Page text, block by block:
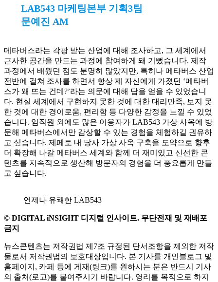
LAB543 마케팅본부 기획3팀
문예진 AM
메타버스라는 각광 받는 산업에 대해 조사하고, 그 세계에서
근사한 공간을 만드는 과정에 참여하게 돼 기뻤습니다. 제작
과정에서 배웠던 점도 분명히 많았지만, 특히나 메타버스 산업
전반에 걸쳐 조사를 하면서 항상 제 자신에게 가졌던 ‘메타버
스가 왜 뜨는 건데?’라는 의문에 대해 답을 얻을 수 있었습니
다. 현실 세계에서 구현하지 못한 것에 대한 대리만족, 보지 못
한 것에 대한 경이로움, 편리함 등 다양한 감정을 느낄 수 있었
습니다. 임직원 외에도 많은 이용자가 LAB543 가상 사옥에 방
문해 메타버스에서만 감상할 수 있는 경험을 체험하길 권유하
고 싶습니다. 제페토 내 당사 가상 사옥 구축을 도약으로 향후
더 확장해 나갈 메타버스 세계와 함께 더 재미있고 신선한 콘
텐츠를 지속적으로 생산해 방문자의 경험을 더 풍요롭게 만들
고 싶습니다.
언제나 유쾌한 LAB543
© DIGITAL iNSIGHT 디지털 인사이트. 무단전재 및 재배포
금지
뉴스콘텐츠는 저작권법 제7조 규정된 단서조항을 제외한 저작
물로서 저작권법의 보호대상입니다. 본 기사를 개인블로그 및
홈페이지, 카페 등에 게재(링크)를 원하시는 분은 반드시 기사
의 출처(로고)를 붙여주시기 바랍니다. 영리를 목적으로 하지